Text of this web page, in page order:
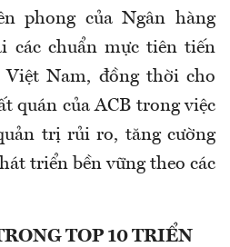
phong của Ngân hàng
các chuẩn mực tiên tiến
Nam, đồng thời cho
quán của ACB trong việc
trị rủi ro, tăng cường
triển bền vững theo các
TOP 10 TRIỂN